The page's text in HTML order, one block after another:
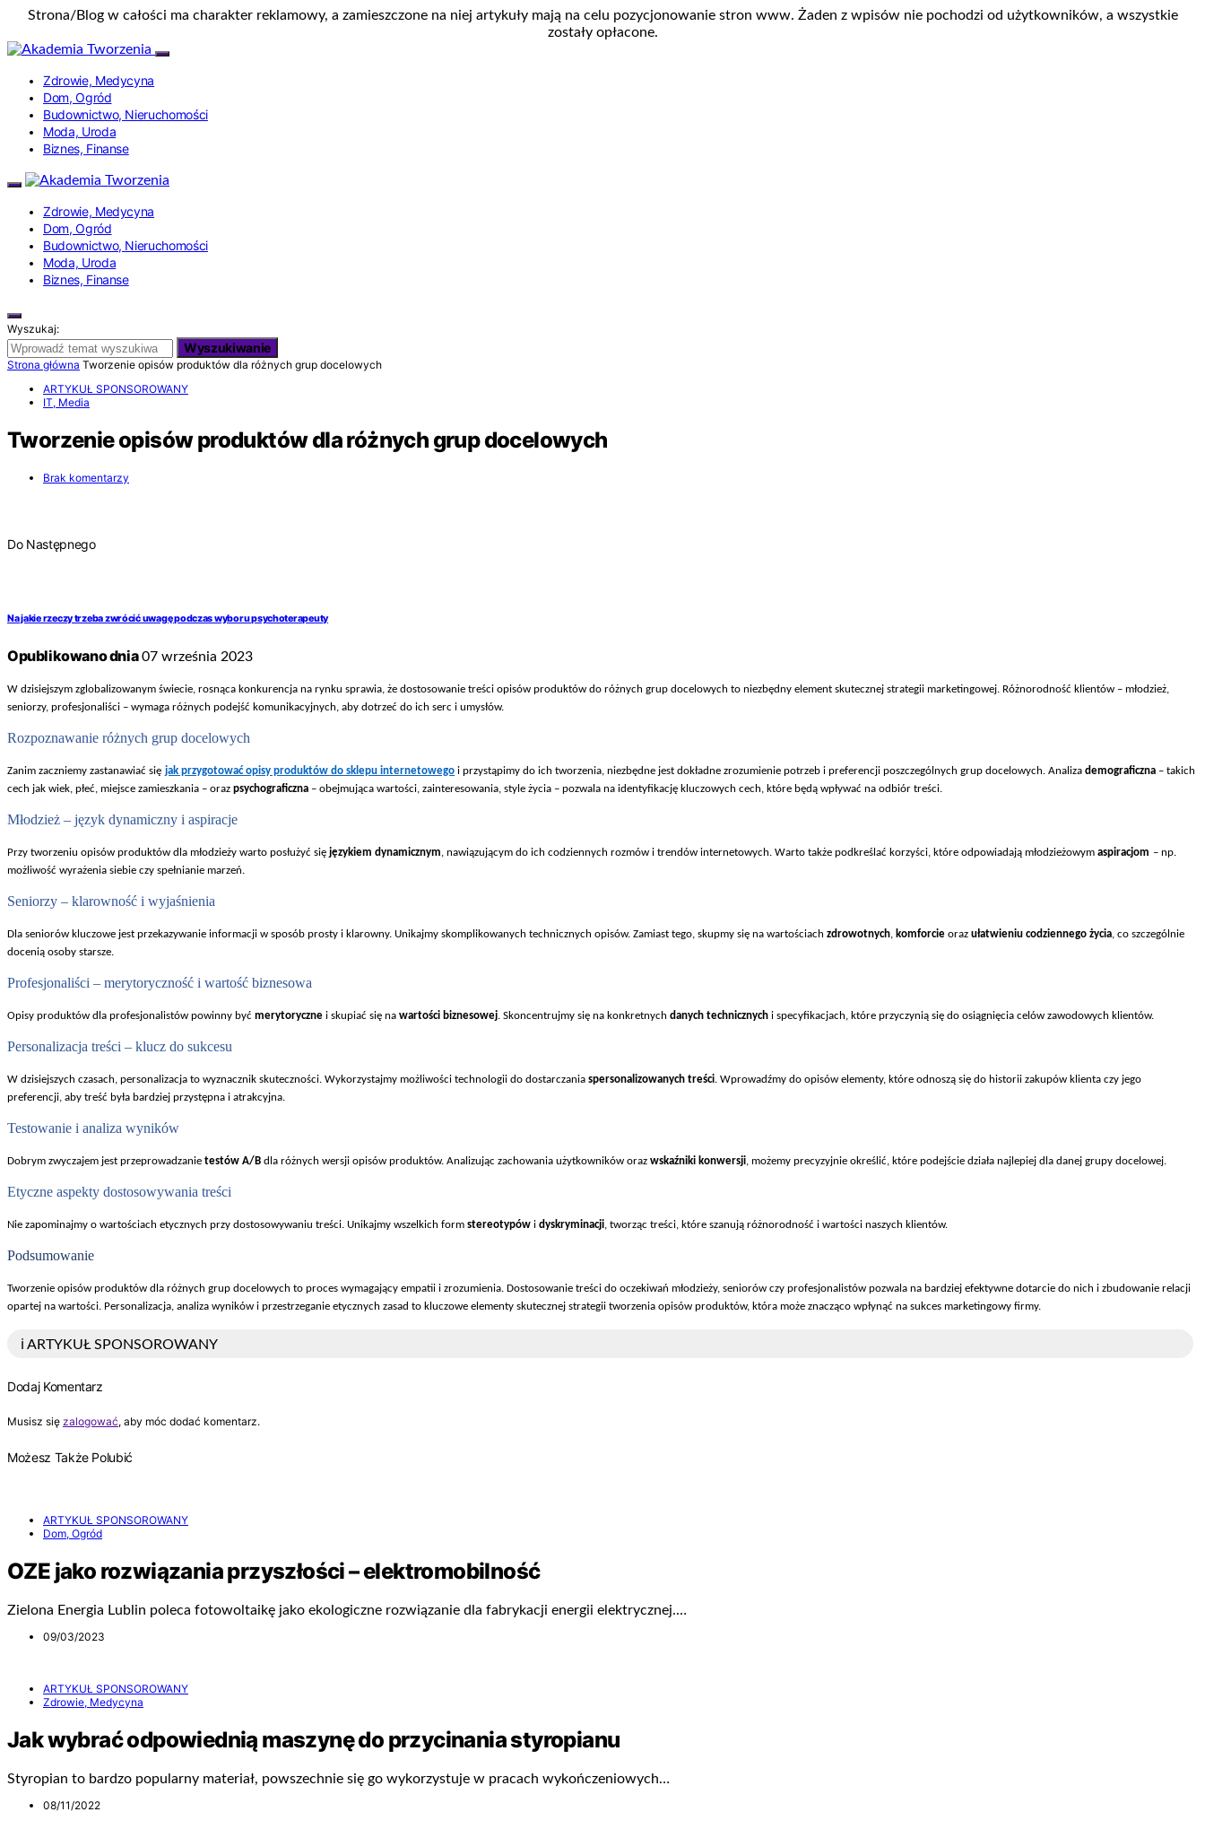
Strona/Blog w całości ma charakter reklamowy, a zamieszczone na niej artykuły mają na celu pozycjonowanie stron www. Żaden z wpisów nie pochodzi od użytkowników, a wszystkie
zostały opłacone.
Zdrowie, Medycyna
Dom, Ogród
Budownictwo, Nieruchomości
Moda, Uroda
Biznes, Finanse
Zdrowie, Medycyna
Dom, Ogród
Budownictwo, Nieruchomości
Moda, Uroda
Biznes, Finanse
Wyszukaj:
Wyszukiwanie
Strona główna Tworzenie opisów produktów dla różnych grup docelowych
ARTYKUŁ SPONSOROWANY
IT, Media
Tworzenie opisów produktów dla różnych grup docelowych
Brak komentarzy
Do Następnego
Na jakie rzeczy trzeba zwrócić uwagę podczas wyboru psychoterapeuty
Opublikowano dnia07 września 2023
W dzisiejszym zglobalizowanym świecie, rosnąca konkurencja na rynku sprawia, że dostosowanie treści opisów produktów do różnych grup docelowych to niezbędny element skutecznej strategii marketingowej. Różnorodność klientów – młodzież,
seniorzy, profesjonaliści – wymaga różnych podejść komunikacyjnych, aby dotrzeć do ich serc i umysłów.
Rozpoznawanie różnych grup docelowych
Zanim zaczniemy zastanawiać się jak przygotować opisy produktów do sklepu internetowego i przystąpimy do ich tworzenia, niezbędne jest dokładne zrozumienie potrzeb i preferencji poszczególnych grup docelowych. Analiza demograficzna – takich
cech jak wiek, płeć, miejsce zamieszkania – oraz psychograficzna – obejmująca wartości, zainteresowania, style życia – pozwala na identyfikację kluczowych cech, które będą wpływać na odbiór treści.
Młodzież – język dynamiczny i aspiracje
Przy tworzeniu opisów produktów dla młodzieży warto posłużyć się językiem dynamicznym , nawiązującym do ich codziennych rozmów i trendów internetowych. Warto także podkreślać korzyści, które odpowiadają młodzieżowym aspiracjom – np.
możliwość wyrażenia siebie czy spełnianie marzeń.
Seniorzy – klarowność i wyjaśnienia
Dla seniorów kluczowe jest przekazywanie informacji w sposób prosty i klarowny. Unikajmy skomplikowanych technicznych opisów. Zamiast tego, skupmy się na wartościach zdrowotnych komforcie oraz ułatwieniu codziennego życia , co szczególnie
docenią osoby starsze.
Profesjonaliści – merytoryczność i wartość biznesowa
Opisy produktów dla profesjonalistów powinny być merytoryczne i skupiać się na wartości biznesowej. Skoncentrujmy się na konkretnych danych technicznych i specyfikacjach, które przyczynią się do osiągnięcia cel ów zawodowych klientów.
Personalizacja treści – klucz do sukcesu
W dzisiejszych czasach, personalizacja to wyznacznik skuteczności. Wykorzystajmy możliwości technologii do dostarczania spersonalizowanych treści. Wprowadźmy do opisów elementy, które odnoszą się do historii zakupów klienta czy jego
preferencji, aby treść była bardziej przystępna i atrakcyjna.
Testowanie i analiza wyników
Dobrym zwyczajem jest przeprowadzanie testów A/B dla różnych wersji opisów produktów. Analizując zachowania użytkowników oraz wskaźniki konwersji , możemy precyzyjnie określić, które podejście działa najlepiej dla danej grupy docelowej.
Etyczne aspekty dostosowywania treści
Nie zapominajmy o wartościach etycznych przy dostosowywaniu treści. Unikajmy wszelkich form stereotypów i dyskryminacji , tworząc treści, które szanują różnorodność i wartości naszych klientów.
Podsumowanie
Tworzenie opisów produktów dla różnych grup docelowych to proces wymagający empatii i zrozumienia. Dostosowanie treści do oczekiwań młodzieży, seniorów czy profesjonalistów pozwala na bardziej efektywne dotarcie do nich i zbudowanie relacji
opartej na wartości. Personalizacja, analiza wyników i przestrzeganie etycznych zasad to kluczowe elementy skutecznej strategii tworzenia opisów produktów, która może znacząco wpłynąć na sukces marketingowy firmy.
ℹ️ ARTYKUŁ SPONSOROWANY
Dodaj Komentarz
Musisz się zalogować, aby móc dodać komentarz.
Możesz Także Polubić
ARTYKUŁ SPONSOROWANY
Dom, Ogród
OZE jako rozwiązania przyszłości – elektromobilność
Zielona Energia Lublin poleca fotowoltaikę jako ekologiczne rozwiązanie dla fabrykacji energii elektrycznej.…
09/03/2023
ARTYKUŁ SPONSOROWANY
Zdrowie, Medycyna
Jak wybrać odpowiednią maszynę do przycinania styropianu
Styropian to bardzo popularny materiał, powszechnie się go wykorzystuje w pracach wykończeniowych…
08/11/2022